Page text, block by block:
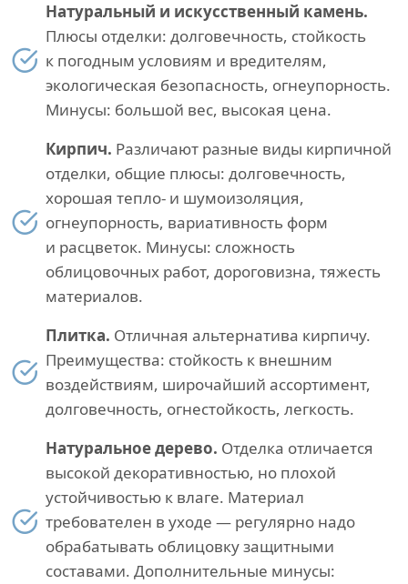
Натуральный и искусственный камень.
Плюсы отделки: долговечность, стойкость
к погодным условиям и вредителям,
экологическая безопасность, огнеупорность.
Минусы: большой вес, высокая цена.
Кирпич. Различают разные виды кирпичной
отделки, общие плюсы: долговечность,
хорошая тепло- и шумоизоляция,
огнеупорность, вариативность форм
и расцветок. Минусы: сложность
облицовочных работ, дороговизна, тяжесть
материалов.
Плитка. Отличная альтернатива кирпичу.
Преимущества: стойкость к внешним
воздействиям, широчайший ассортимент,
долговечность, огнестойкость, легкость.
Натуральное дерево. Отделка отличается
высокой декоративностью, но плохой
устойчивостью к влаге. Материал
требователен в уходе — регулярно надо
обрабатывать облицовку защитными
составами. Дополнительные минусы: